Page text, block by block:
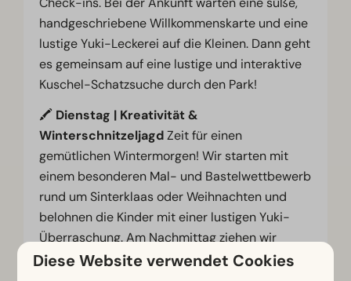
handgeschriebene Willkommenskarte und eine
lustige Yuki-Leckerei auf die Kleinen. Dann geht
es gemeinsam auf eine lustige und interaktive
Kuschel-Schatzsuche durch den Park!
🖍️ Dienstag | Kreativität &
WinterschnitzeljagdZeit für einen
gemütlichen Wintermorgen! Wir starten mit
einem besonderen Mal- und Bastelwettbewerb
rund um Sinterklaas oder Weihnachten und
belohnen die Kinder mit einer lustigen Yuki-
Überraschung. Am Nachmittag ziehen wir
unsere Mäntel an und begeben uns auf eine
Diese Website verwendet Cookies